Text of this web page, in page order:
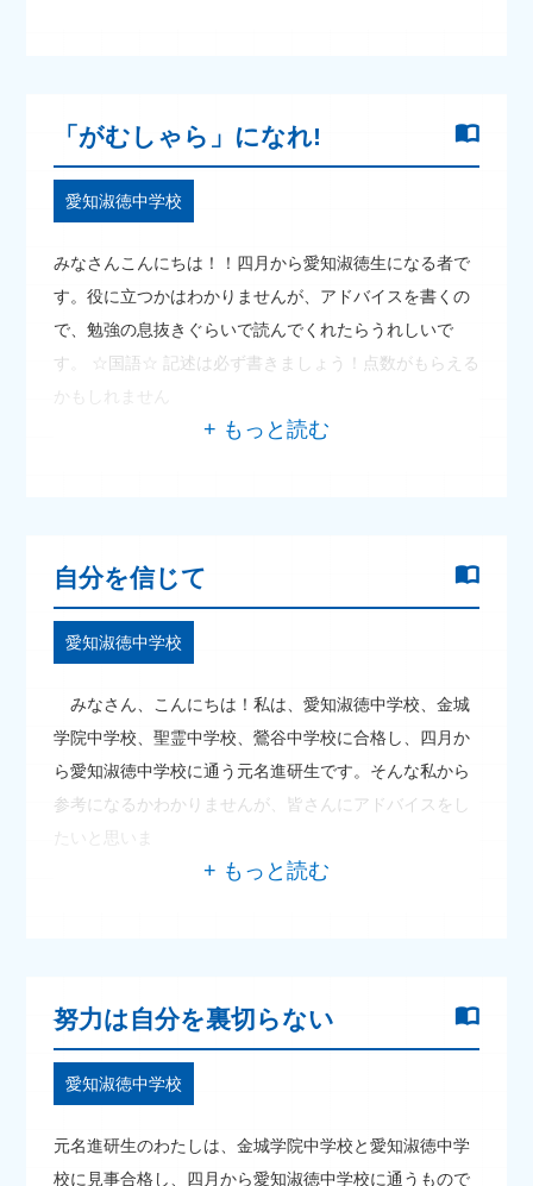
「がむしゃら」になれ!
愛知淑徳中学校
みなさんこんにちは！！四月から愛知淑徳生になる者で
す。役に立つかはわかりませんが、アドバイスを書くの
で、勉強の息抜きぐらいで読んでくれたらうれしいで
す。 ☆国語☆ 記述は必ず書きましょう！点数がもらえる
かもしれません
自分を信じて
愛知淑徳中学校
みなさん、こんにちは！私は、愛知淑徳中学校、金城
学院中学校、聖霊中学校、鶯谷中学校に合格し、四月か
ら愛知淑徳中学校に通う元名進研生です。そんな私から
参考になるかわかりませんが、皆さんにアドバイスをし
たいと思いま
努力は自分を裏切らない
愛知淑徳中学校
元名進研生のわたしは、金城学院中学校と愛知淑徳中学
校に見事合格し、四月から愛知淑徳中学校に通うもので